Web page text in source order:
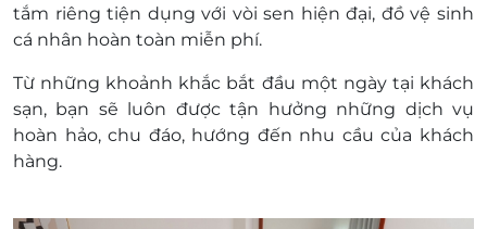
tắm riêng tiện dụng với vòi sen hiện đại, đồ vệ sinh
cá nhân hoàn toàn miễn phí.
Từ những khoảnh khắc bắt đầu một ngày tại khách
sạn, bạn sẽ luôn được tận hưởng những dịch vụ
hoàn hảo, chu đáo, hướng đến nhu cầu của khách
hàng.